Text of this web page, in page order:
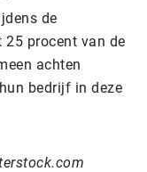
de
procent van de
achten
bedrijf in deze